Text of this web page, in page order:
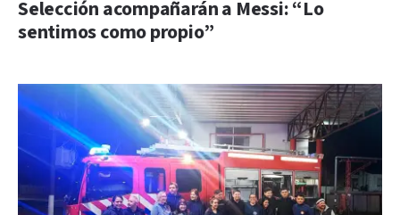
Selección acompañarán a Messi: “Lo
sentimos como propio”